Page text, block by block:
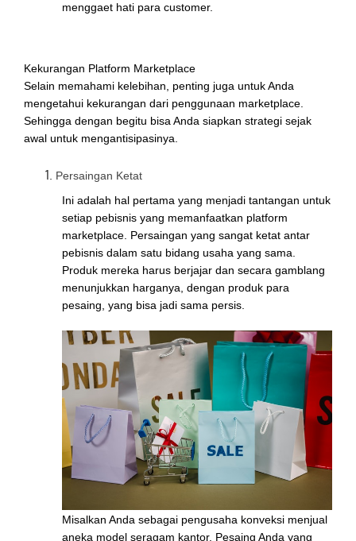
menggaet hati para customer.
Kekurangan Platform Marketplace
Selain memahami kelebihan, penting juga untuk Anda
mengetahui kekurangan dari penggunaan marketplace.
Sehingga dengan begitu bisa Anda siapkan strategi sejak
awal untuk mengantisipasinya.
Persaingan Ketat
Ini adalah hal pertama yang menjadi tantangan untuk
setiap pebisnis yang memanfaatkan platform
marketplace. Persaingan yang sangat ketat antar
pebisnis dalam satu bidang usaha yang sama.
Produk mereka harus berjajar dan secara gamblang
menunjukkan harganya, dengan produk para
pesaing, yang bisa jadi sama persis.
Misalkan Anda sebagai pengusaha konveksi menjual
aneka model seragam kantor. Pesaing Anda yang